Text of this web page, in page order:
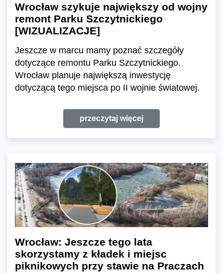
Wrocław szykuje największy od wojny
remont Parku Szczytnickiego
[WIZUALIZACJE]
Jeszcze w marcu mamy poznać szczegóły
dotyczące remontu Parku Szczytnickiego.
Wrocław planuje największą inwestycję
dotyczącą tego miejsca po II wojnie światowej.
przeczytaj więcej
Wrocław: Jeszcze tego lata
skorzystamy z kładek i miejsc
piknikowych przy stawie na Praczach